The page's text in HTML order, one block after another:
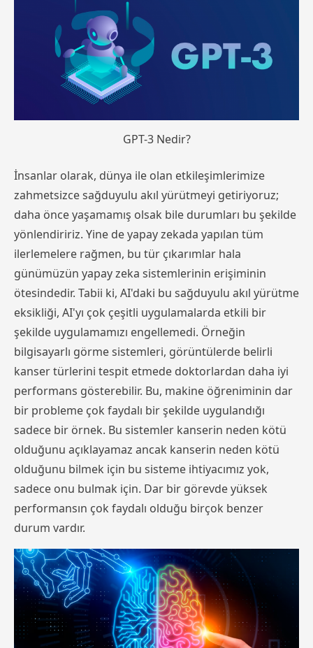
GPT-3 Nedir?
İnsanlar olarak, dünya ile olan etkileşimlerimize
zahmetsizce sağduyulu akıl yürütmeyi getiriyoruz;
daha önce yaşamamış olsak bile durumları bu şekilde
yönlendiririz. Yine de yapay zekada yapılan tüm
ilerlemelere rağmen, bu tür çıkarımlar hala
günümüzün yapay zeka sistemlerinin erişiminin
ötesindedir. Tabii ki, AI'daki bu sağduyulu akıl yürütme
eksikliği, AI'yı çok çeşitli uygulamalarda etkili bir
şekilde uygulamamızı engellemedi. Örneğin
bilgisayarlı görme sistemleri, görüntülerde belirli
kanser türlerini tespit etmede doktorlardan daha iyi
performans gösterebilir. Bu, makine öğreniminin dar
bir probleme çok faydalı bir şekilde uygulandığı
sadece bir örnek. Bu sistemler kanserin neden kötü
olduğunu açıklayamaz ancak kanserin neden kötü
olduğunu bilmek için bu sisteme ihtiyacımız yok,
sadece onu bulmak için. Dar bir görevde yüksek
performansın çok faydalı olduğu birçok benzer
durum vardır.